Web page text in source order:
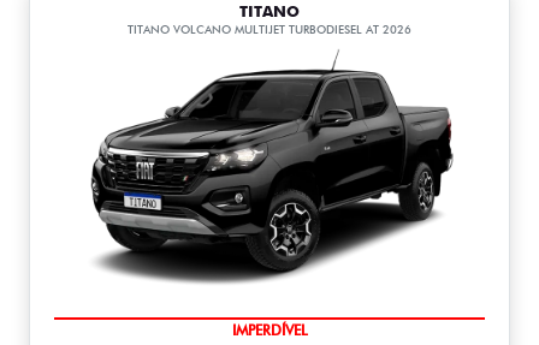
TITANO
TITANO VOLCANO MULTIJET TURBODIESEL AT 2026
IMPERDÍVEL